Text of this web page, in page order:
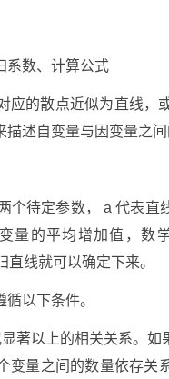
系数、计算公式
应的散点近似为直线，
述自变量与因变量之
个待定参数，a代表直
量的平均增加值，数
线就可以确定下来。
以下条件。
著以上的相关关系。
变量之间的数量依存关